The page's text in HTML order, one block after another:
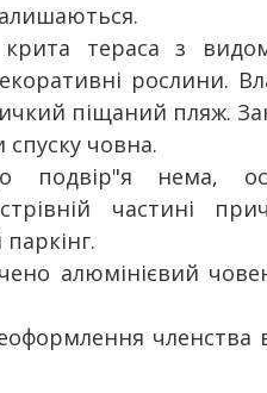
крита тераса з
рослини.
піщаний пляж.
спуску човна.
подвір"я нема,
частині
алюмінієвий
членства